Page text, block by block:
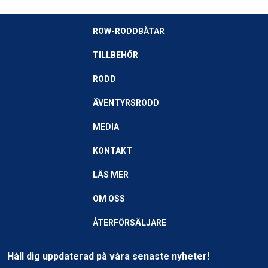
ROW-RODDBÅTAR
TILLBEHÖR
RODD
ÄVENTYRSRODD
MEDIA
KONTAKT
LÄS MER
OM OSS
ÅTERFÖRSÄLJARE
Håll dig uppdaterad på våra senaste nyheter!